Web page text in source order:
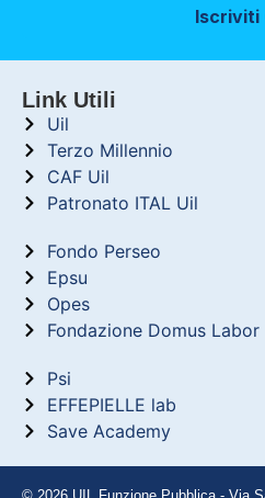
Iscriviti
Link Utili
Uil
Terzo Millennio
CAF Uil
Patronato ITAL Uil
Fondo Perseo
Epsu
Opes
Fondazione Domus Labor
Psi
EFFEPIELLE lab
Save Academy